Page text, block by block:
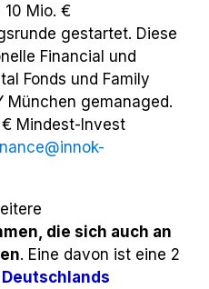
Mio. €
gestartet. Diese
Financial und
Fonds und Family
München gemanaged.
Mindest-Invest
die sich auch an
. Eine davon ist eine 2